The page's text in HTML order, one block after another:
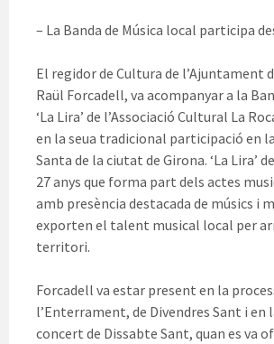
– La Banda de Música local participa
El regidor de Cultura de l’Ajuntament
Raül Forcadell, va acompanyar a la
‘La Lira’ de l’Associació Cultural La
en la seua tradicional participació en
Santa de la ciutat de Girona. ‘La Lira’
27 anys que forma part dels actes
amb presència destacada de músics i
exporten el talent musical local per
territori.
Forcadell va estar present en la
l’Enterrament, de Divendres Sant i en
concert de Dissabte Sant, quan es va